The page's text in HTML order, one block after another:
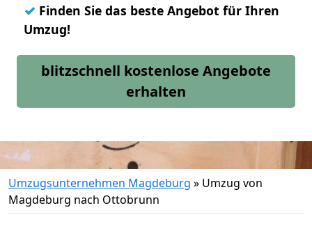
✓ Finden Sie das beste Angebot für Ihren
Umzug!
blitzschnell kostenlose Angebote
erhalten
Umzugsunternehmen Magdeburg » Umzug von
Magdeburg nach Ottobrunn